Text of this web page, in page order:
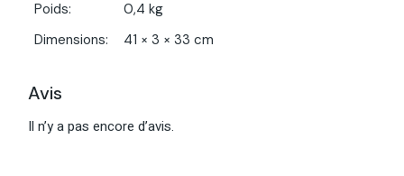
Poids
0,4 kg
Dimensions
41 × 3 × 33 cm
Avis
Il n’y a pas encore d’avis.